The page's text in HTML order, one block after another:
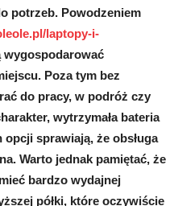
potrzeb. Powodzeniem
laptopy-i-
wygospodarować
Poza tym bez
do pracy, w podróż czy
wytrzymała bateria
sprawiają, że obsługa
Warto jednak pamiętać, że
bardzo wydajnej
półki, które oczywiście